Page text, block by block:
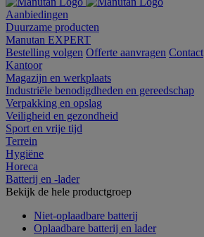
Aanbiedingen
Duurzame producten
Manutan EXPERT
Bestelling volgen Offerte aanvragen Contact
Kantoor
Magazijn en werkplaats
Industriële benodigdheden en gereedschap
Verpakking en opslag
Veiligheid en gezondheid
Sport en vrije tijd
Terrein
Hygiëne
Horeca
Batterij en -lader
Bekijk de hele productgroep
Niet-oplaadbare batterij
Oplaadbare batterij en lader